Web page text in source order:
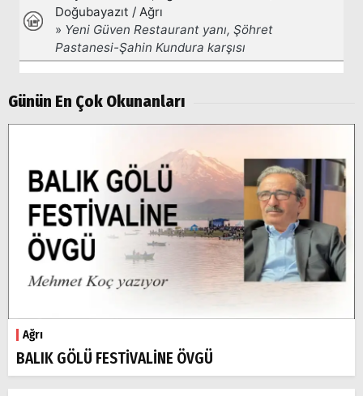
Günün En Çok Okunanları
Ağrı
BALIK GÖLÜ FESTİVALİNE ÖVGÜ